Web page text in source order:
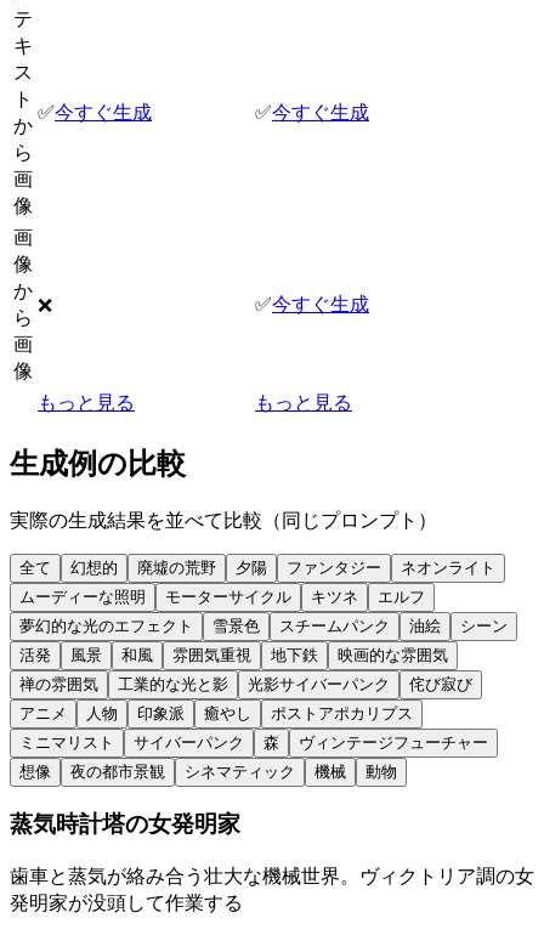
テ
キ
ス
ト
か
ら
画
像
✅今すぐ生成 ✅今すぐ生成
画
像
か
ら
画
像
❌ ✅今すぐ生成
もっと見る もっと見る
生成例の比較
実際の生成結果を並べて比較（同じプロンプト）
全て 幻想的 廃墟の荒野 夕陽 ファンタジー
ネオンライト
ムーディーな照明
モーターサイクル キツネ
エルフ
夢幻的な光のエフェクト
雪景色 スチームパンク 油絵
シーン
活発
風景 和風 雰囲気重視 地下鉄
映画的な雰囲気
禅の雰囲気
工業的な光と影 光影サイバーパンク
侘び寂び
アニメ
人物 印象派 癒やし
ポストアポカリプス
ミニマリスト
サイバーパンク 森
ヴィンテージフューチャー
想像
夜の都市景観 シネマティック 機械 動物
蒸気時計塔の女発明家
歯車と蒸気が絡み合う壮大な機械世界。ヴィクトリア調の女
発明家が没頭して作業する